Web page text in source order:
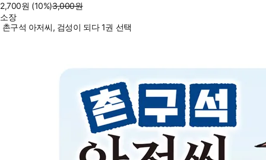
2,700원 (10%)3,000원
소장
촌구석 아저씨, 검성이 되다 1권 선택